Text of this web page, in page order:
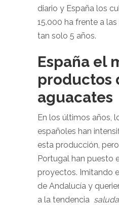
diario y España los
15.000 ha frente a
tan solo 5 años.
España el
productos
aguacates
En los últimos años,
españoles han
esta producción,
Portugal han puesto
proyectos. Imitando
de Andalucía y
a la tendencia